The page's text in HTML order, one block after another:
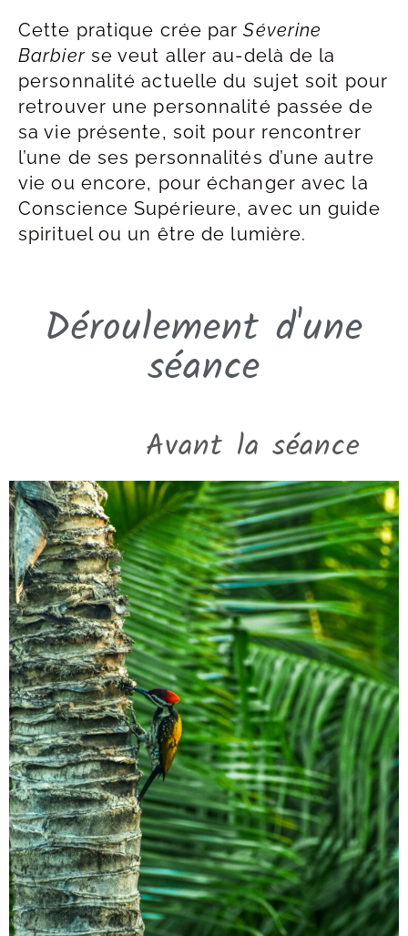
Cette pratique crée parSéverine
Barbierse veut aller au-delà de la
personnalité actuelle du sujet soit pour
retrouver une personnalité passée de
sa vie présente, soit pour rencontrer
l’une de ses personnalités d’une autre
vie ou encore, pour échanger avec la
Conscience Supérieure, avec un guide
spirituel ou un être de lumière.
Déroulement d'une
séance
Avant la séance